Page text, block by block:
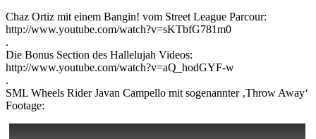
Chaz Ortiz mit einem Bangin! vom Street League Parcour:
http://www.youtube.com/watch?v=sKTbfG781m0
.
Die Bonus Section des Hallelujah Videos:
http://www.youtube.com/watch?v=aQ_hodGYF-w
.
SML Wheels Rider Javan Campello mit sogenannter ‚Throw Away‘
Footage: